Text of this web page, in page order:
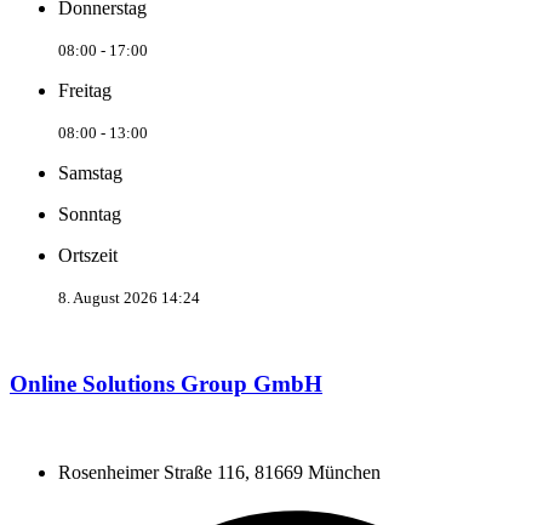
Donnerstag
08:00 - 17:00
Freitag
08:00 - 13:00
Samstag
Sonntag
Ortszeit
8. August 2026 14:24
Online Solutions Group GmbH
Rosenheimer Straße 116, 81669 München